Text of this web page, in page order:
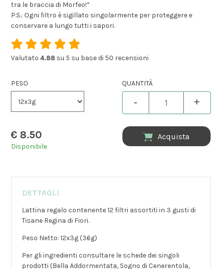
tra le braccia di Morfeo!”
P.S.: Ogni filtro è sigillato singolarmente per proteggere e
conservare a lungo tutti i sapori.
Valutato4.88 su 5 su base di 50 recensioni
PESO
€ 8.50
Disponibile
QUANTITÀ
- +
Acquista
DETTAGLI
Lattina regalo contenente 12 filtri assortiti in 3 gusti di
Tisane Regina di Fiori.
Peso Netto: 12x3g (36g)
Per gli ingredienti consultare le schede dei singoli
prodotti (Bella Addormentata, Sogno di Cenerentola,